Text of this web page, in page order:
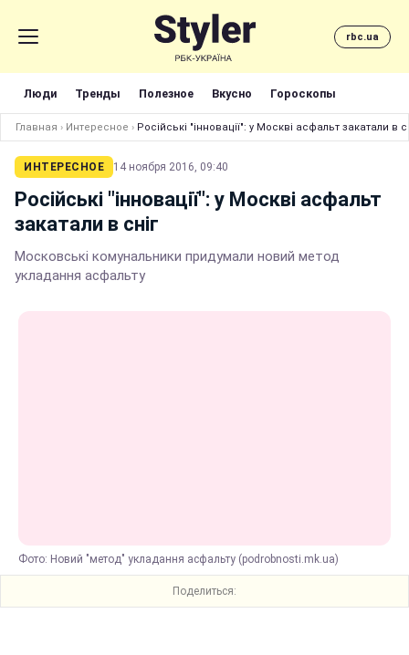
rbc.ua
Люди Тренды Полезное Вкусно Гороскопы
Главная › Интересное › Російські "інновації": у Москві асфальт закатали в
ИНТЕРЕСНОЕ 14 ноября 2016, 09:40
Російські "інновації": у Москві асфальт
закатали в сніг
Московські комунальники придумали новий метод
укладання асфальту
Фото: Новий "метод" укладання асфальту (рodrobnosti.mk.ua)
Поделиться: